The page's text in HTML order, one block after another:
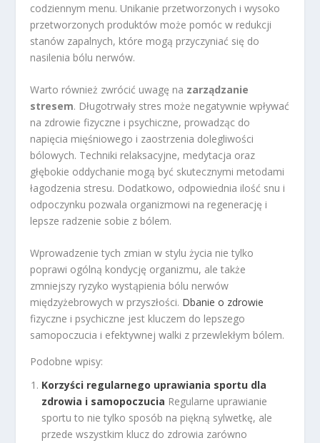
codziennym menu. Unikanie przetworzonych i wysoko
przetworzonych produktów może pomóc w redukcji
stanów zapalnych, które mogą przyczyniać się do
nasilenia bólu nerwów.
Warto również zwrócić uwagę na zarządzanie
stresem. Długotrwały stres może negatywnie wpływać
na zdrowie fizyczne i psychiczne, prowadząc do
napięcia mięśniowego i zaostrzenia dolegliwości
bólowych. Techniki relaksacyjne, medytacja oraz
głębokie oddychanie mogą być skutecznymi metodami
łagodzenia stresu. Dodatkowo, odpowiednia ilość snu i
odpoczynku pozwala organizmowi na regenerację i
lepsze radzenie sobie z bólem.
Wprowadzenie tych zmian w stylu życia nie tylko
poprawi ogólną kondycję organizmu, ale także
zmniejszy ryzyko wystąpienia bólu nerwów
międzyżebrowych w przyszłości. Dbanie o zdrowie
fizyczne i psychiczne jest kluczem do lepszego
samopoczucia i efektywnej walki z przewlekłym bólem.
Podobne wpisy:
Korzyści regularnego uprawiania sportu dla
zdrowia i samopoczucia Regularne uprawianie
sportu to nie tylko sposób na piękną sylwetkę, ale
przede wszystkim klucz do zdrowia zarówno